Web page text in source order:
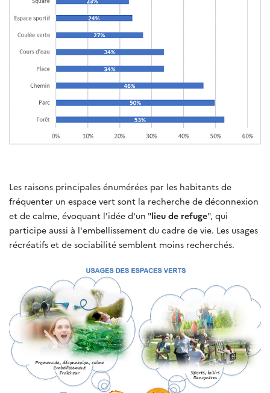
Les raisons principales énumérées par les habitants de
fréquenter un espace vert sont la recherche de déconnexion
et de calme, évoquant l'idée d'un "lieu de refuge", qui
participe aussi à l'embellissement du cadre de vie. Les usages
récréatifs et de sociabilité semblent moins recherchés.